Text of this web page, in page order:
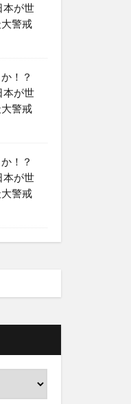
本が世
警戒
！？
本が世
警戒
！？
本が世
警戒